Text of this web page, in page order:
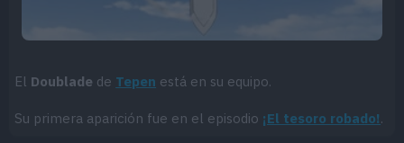
El Doublade de Tepen está en su equipo.
Su primera aparición fue en el episodio ¡El tesoro robado!.